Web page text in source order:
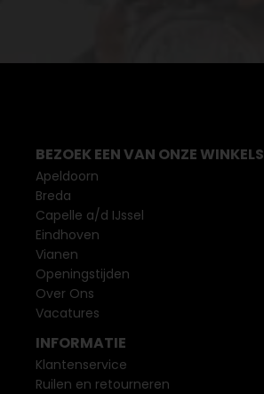
BEZOEK EEN VAN ONZE WINKELS
Apeldoorn
Breda
Capelle a/d IJssel
Eindhoven
Vianen
Openingstijden
Over Ons
Vacatures
INFORMATIE
Klantenservice
Ruilen en retourneren